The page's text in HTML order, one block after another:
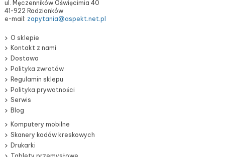
ul. Męczenników Oświęcimia 40
41-922 Radzionków
e-mail: zapytania@aspekt.net.pl
O sklepie
Kontakt z nami
Dostawa
Polityka zwrotów
Regulamin sklepu
Polityka prywatności
Serwis
Blog
Komputery mobilne
Skanery kodów kreskowych
Drukarki